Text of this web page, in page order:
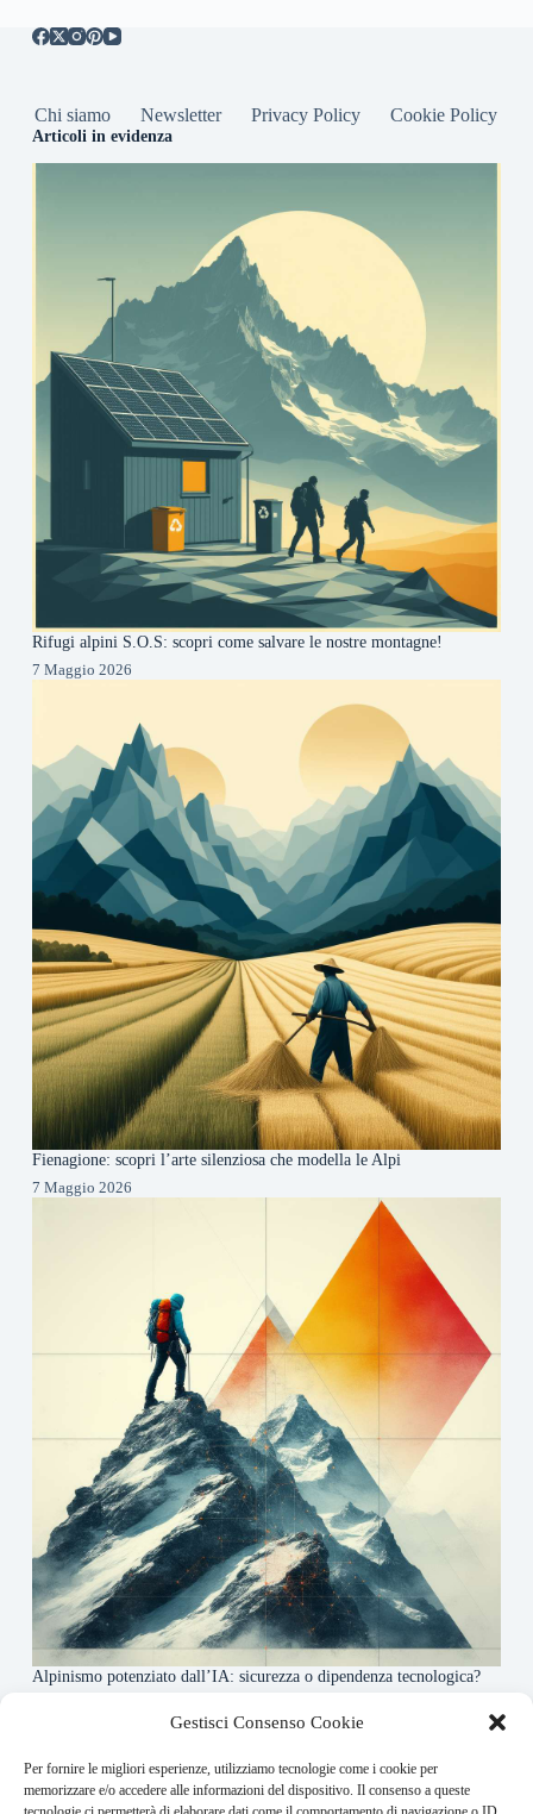
Gestisci Consenso Cookie
Per fornire le migliori esperienze, utilizziamo tecnologie come i cookie per
memorizzare e/o accedere alle informazioni del dispositivo. Il consenso a queste
Chi siamo Newsletter Privacy Policy Cookie Policy
Articoli in evidenza
Rifugi alpini S.O.S: scopri come salvare le nostre montagne!
7 Maggio 2026
Fienagione: scopri l’arte silenziosa che modella le Alpi
7 Maggio 2026
Alpinismo potenziato dall’IA: sicurezza o dipendenza tecnologica?
About this website